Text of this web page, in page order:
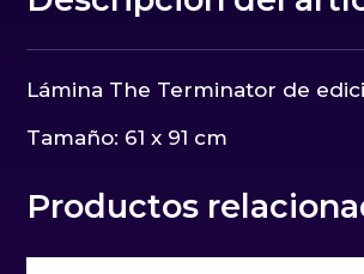
Lámina The Terminator de
Tamaño: 61 x 91 cm
Productos